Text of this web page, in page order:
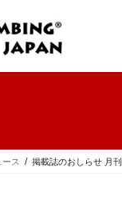
ース 掲載誌のおしらせ 月